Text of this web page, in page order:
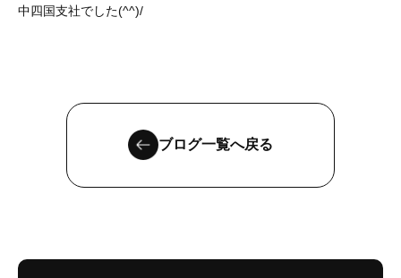
中四国支社でした(^^)/
ブログ一覧へ戻る